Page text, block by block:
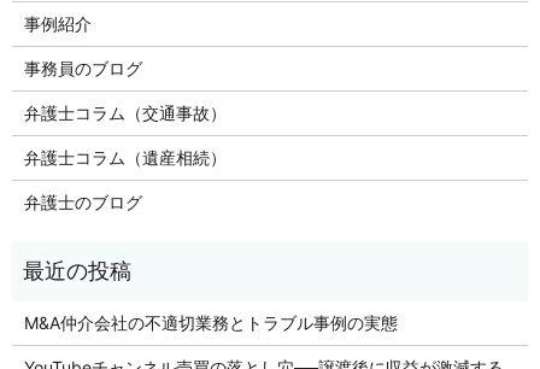
事例紹介
事務員のブログ
弁護士コラム（交通事故）
弁護士コラム（遺産相続）
弁護士のブログ
M&A仲介会社の不適切業務とトラブル事例の実態